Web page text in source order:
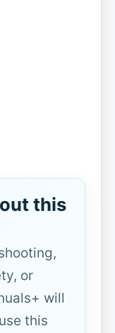
this
or
will
this